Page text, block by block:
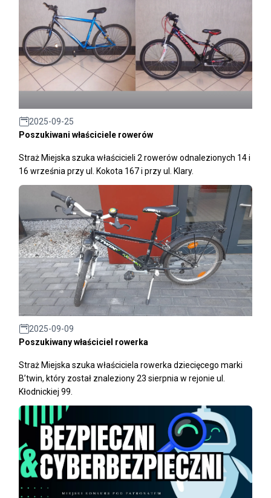
2025-09-25
Poszukiwani właściciele rowerów
Straż Miejska szuka właścicieli 2 rowerów odnalezionych 14 i
16 września przy ul. Kokota 167 i przy ul. Klary.
2025-09-09
Poszukiwany właściciel rowerka
Straż Miejska szuka właściciela rowerka dziecięcego marki
B’twin, który został znaleziony 23 sierpnia w rejonie ul.
Kłodnickiej 99.